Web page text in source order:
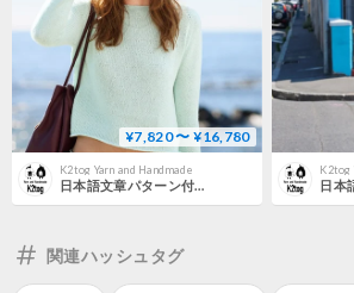
¥7,820 〜 ¥16,780
K2tog Yarn and Handmade K2tog
関連ハッシュタグ